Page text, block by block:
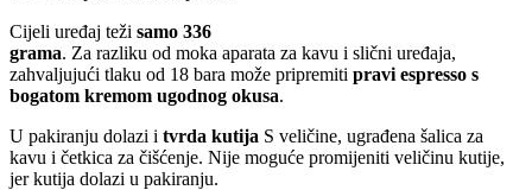
Cijeli uređaj teži samo 336
grama. Za razliku od moka aparata za kavu i slični uređaja,
zahvaljujući tlaku od 18 bara može pripremiti pravi espresso s
bogatom kremom ugodnog okusa.
U pakiranju dolazi i tvrda kutija S veličine, ugrađena šalica za
kavu i četkica za čišćenje. Nije moguće promijeniti veličinu kutije,
jer kutija dolazi u pakiranju.